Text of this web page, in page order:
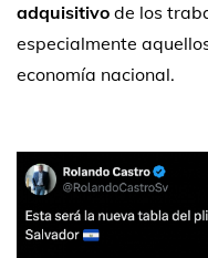
adquisitivo de los
especialmente
economía nacional.